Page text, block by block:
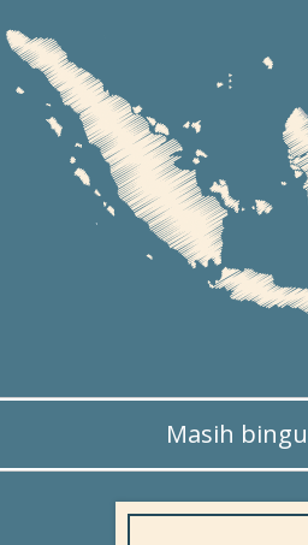
Masih